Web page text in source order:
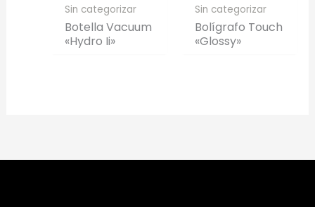
Sin categorizar
Botella Vacuum
«Hydro Ii»
Sin categorizar
Bolígrafo Touch
«Glossy»